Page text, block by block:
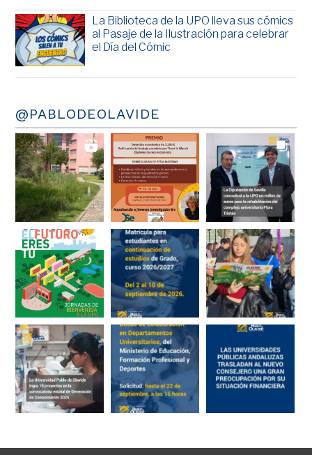
La Biblioteca de la UPO lleva sus cómics
al Pasaje de la Ilustración para celebrar
el Día del Cómic
@PABLODEOLAVIDE